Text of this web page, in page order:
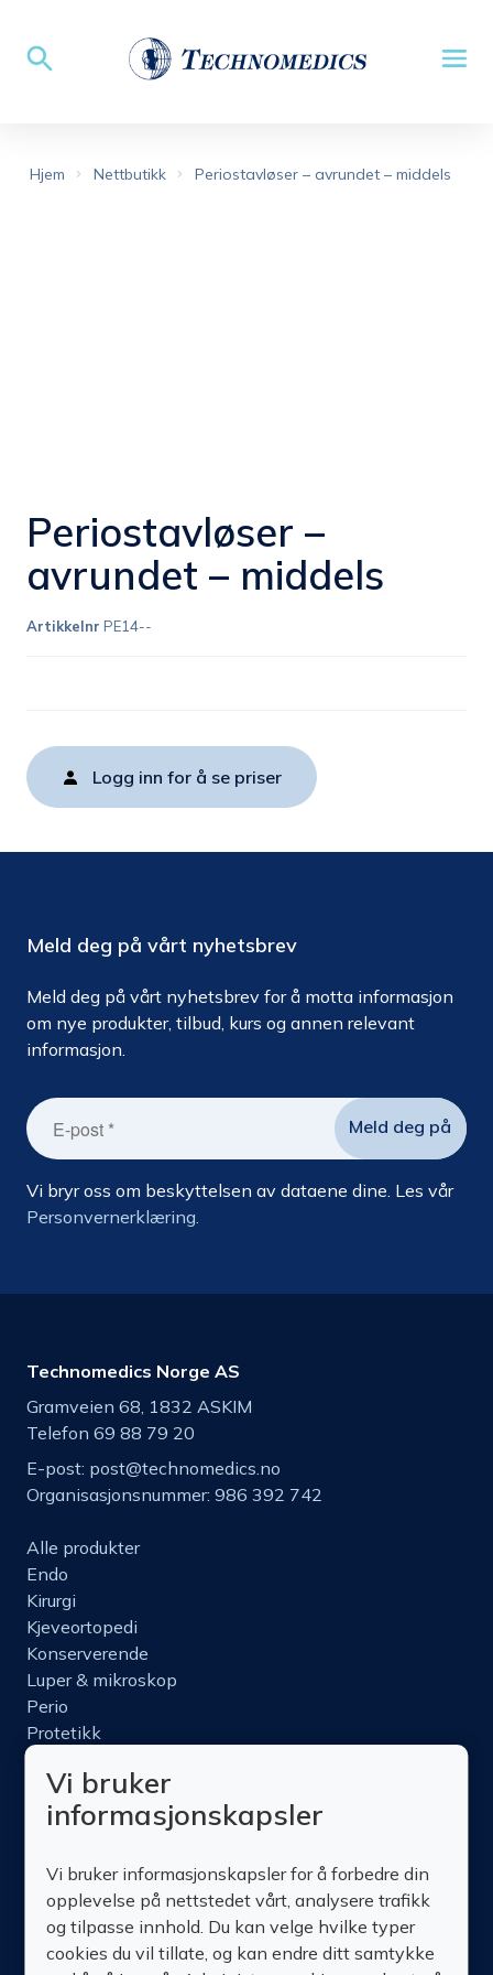
Hjem Nettbutikk Periostavløser – avrundet – middels
Periostavløser –
avrundet – middels
Artikkelnr PE14--
Logg inn for å se priser
Meld deg på vårt nyhetsbrev
Meld deg på vårt nyhetsbrev for å motta informasjon
om nye produkter, tilbud, kurs og annen relevant
informasjon.
Vi bryr oss om beskyttelsen av dataene dine. Les vår
Personvernerklæring.
Technomedics Norge AS
Gramveien 68, 1832 ASKIM
Telefon 69 88 79 20
E-post: post@technomedics.no
Organisasjonsnummer: 986 392 742
Alle produkter
Endo
Kirurgi
Kjeveortopedi
Konserverende
Luper & mikroskop
Perio
Protetikk
Nettbutikk
Produktinfo
Om oss
Kontakt oss
Vi bruker
informasjonskapsler
Vi bruker informasjonskapsler for å forbedre din
opplevelse på nettstedet vårt, analysere trafikk
og tilpasse innhold. Du kan velge hvilke typer
cookies du vil tillate, og kan endre ditt samtykke